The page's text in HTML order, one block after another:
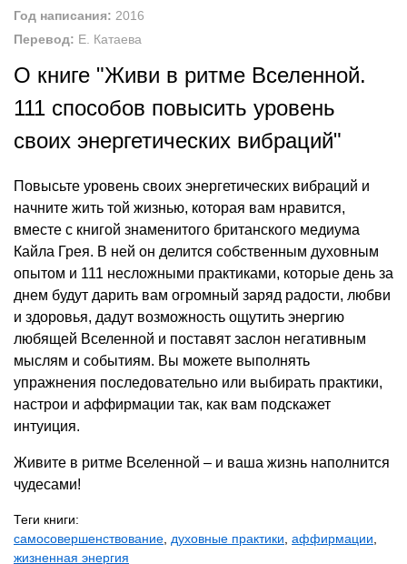
Год написания: 2016
Перевод: Е. Катаева
О книге "Живи в ритме Вселенной.
111 способов повысить уровень
своих энергетических вибраций"
Повысьте уровень своих энергетических вибраций и
начните жить той жизнью, которая вам нравится,
вместе с книгой знаменитого британского медиума
Кайла Грея. В ней он делится собственным духовным
опытом и 111 несложными практиками, которые день за
днем будут дарить вам огромный заряд радости, любви
и здоровья, дадут возможность ощутить энергию
любящей Вселенной и поставят заслон негативным
мыслям и событиям. Вы можете выполнять
упражнения последовательно или выбирать практики,
настрои и аффирмации так, как вам подскажет
интуиция.
Живите в ритме Вселенной – и ваша жизнь наполнится
чудесами!
Теги книги:
самосовершенствование духовные практики аффирмации
жизненная энергия